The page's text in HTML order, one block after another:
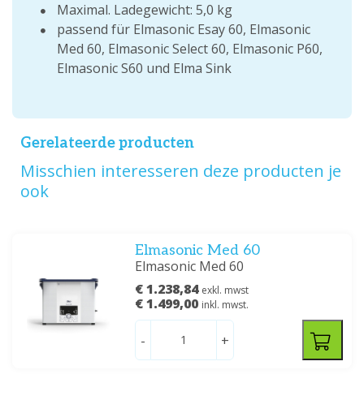
Maximal. Ladegewicht: 5,0 kg
passend für Elmasonic Esay 60, Elmasonic
Med 60, Elmasonic Select 60, Elmasonic P60,
Elmasonic S60 und Elma Sink
Gerelateerde producten
Misschien interesseren deze producten je
ook
Elmasonic Med 60
Elmasonic Med 60
€ 1.238,84 exkl. mwst
€ 1.499,00 inkl. mwst.
- +